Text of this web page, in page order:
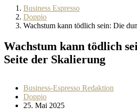
Business Espresso
Doppio
Wachstum kann tödlich sein: Die
Wachstum kann tödlich
Seite der Skalierung
Business-Espresso Redaktion
Doppio
25. Mai 2025